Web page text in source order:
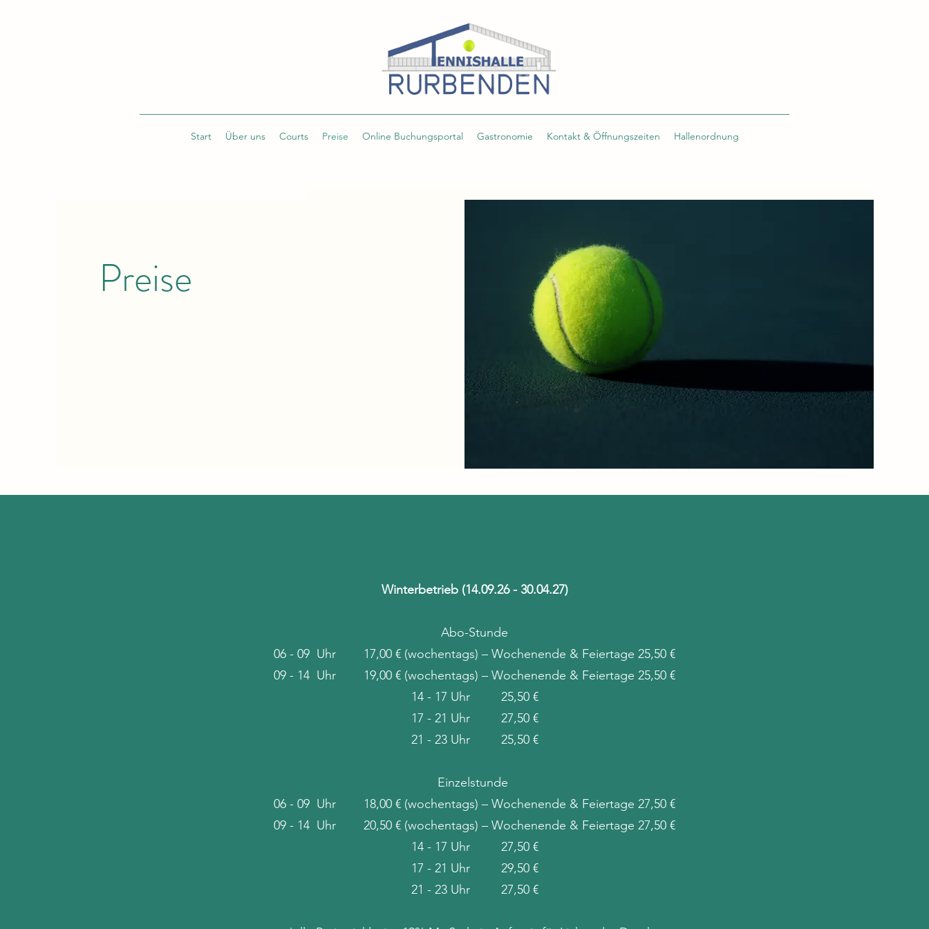
Start Über uns Courts Preise Online Buchungsportal Gastronomie Kontakt & Öffnungszeiten Hallenordnung
Preise
Winterbetrieb (14.09.26 - 30.04.27)
Abo-Stunde
06 - 09 Uhr 17,00 € (wochentags) – Wochenende & Feiertage 25,50 €
09 - 14 Uhr 19,00 € (wochentags) – Wochenende & Feiertage 25,50 €
14 - 17 Uhr 25,50 €
17 - 21 Uhr 27,50 €
21 - 23 Uhr 25,50 €
Einzelstunde
06 - 09 Uhr 18,00 € (wochentags) – Wochenende & Feiertage 27,50 €
09 - 14 Uhr 20,50 € (wochentags) – Wochenende & Feiertage 27,50 €
14 - 17 Uhr 27,50 €
17 - 21 Uhr 29,50 €
21 - 23 Uhr 27,50 €